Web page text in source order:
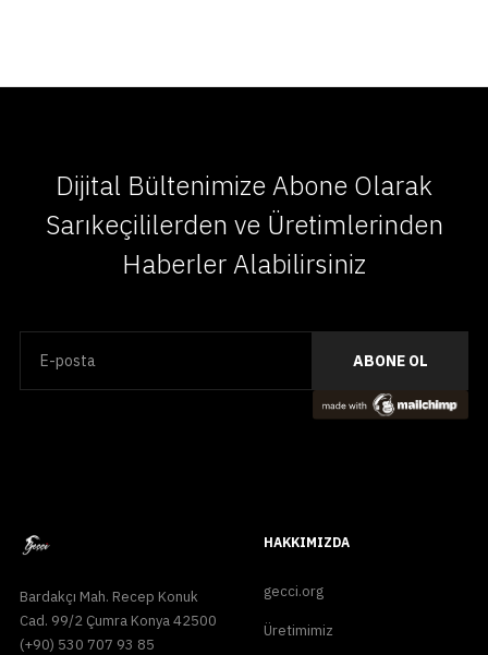
Dijital Bültenimize Abone Olarak
Sarıkeçililerden ve Üretimlerinden
Haberler Alabilirsiniz
Bardakçı Mah. Recep Konuk
Cad. 99/2 Çumra Konya 42500
(+90) 530 707 93 85
HAKKIMIZDA
gecci.org
Üretimimiz